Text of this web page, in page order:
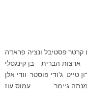
קרטר פסטיבל ונציה פראדה
ארצות הברית
בן קינגסלי
טייט ג'ודי פוסטר וודי אלן
גיימר עמוס עוז